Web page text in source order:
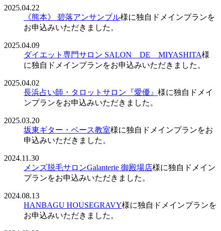
2025.04.22
《熊本》 碧落アンサンブル様に独自ドメインプランを
お申込みいただきました。
2025.04.09
ダイエット専門サロン SALON DE MIYASHITA様
に独自ドメインプランをお申込みいただきました。
2025.04.02
長浜占い師・タロットサロン『愛優』 様に独自ドメイ
ンプランをお申込みいただきました。
2025.03.20
坂東ギター・ベース教室様に独自ドメインプランをお
申込みいただきました。
2024.11.30
メンズ脱毛サロンGalanterie 御殿場店様に独自ドメイン
プランをお申込みいただきました。
2024.08.13
HANBAGU HOUSEGRAVY様に独自ドメインプランを
お申込みいただきました。